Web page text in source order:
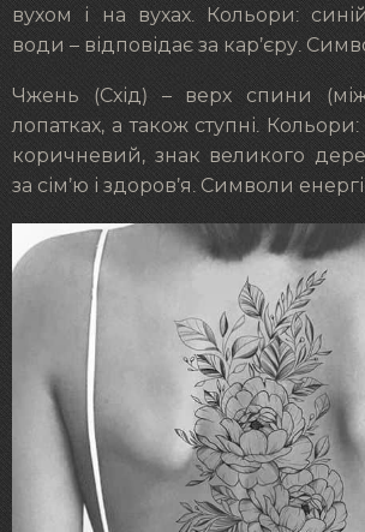
вухом і на вухах. Кольори:
води – відповідає за кар’єру.
Чжень (Схід) – верх спини
лопатках, а також ступні.
коричневий, знак великого
за сім’ю і здоров’я. Символи